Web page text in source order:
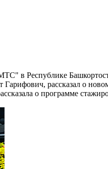
в Республике
рассказал о
о программе